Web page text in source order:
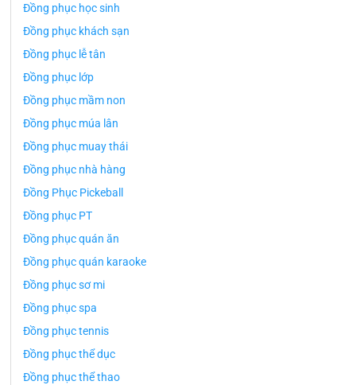
Đồng phục học sinh
Đồng phục khách sạn
Đồng phục lễ tân
Đồng phục lớp
Đồng phục mầm non
Đồng phục múa lân
Đồng phục muay thái
Đồng phục nhà hàng
Đồng Phục Pickeball
Đồng phục PT
Đồng phục quán ăn
Đồng phục quán karaoke
Đồng phục sơ mi
Đồng phục spa
Đồng phục tennis
Đồng phục thể dục
Đồng phục thể thao